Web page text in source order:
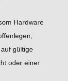
Hardware
gültige
oder einer